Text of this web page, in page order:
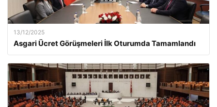
13/12/2025
Asgari Ücret Görüşmeleri İlk Oturumda Tamamlandı